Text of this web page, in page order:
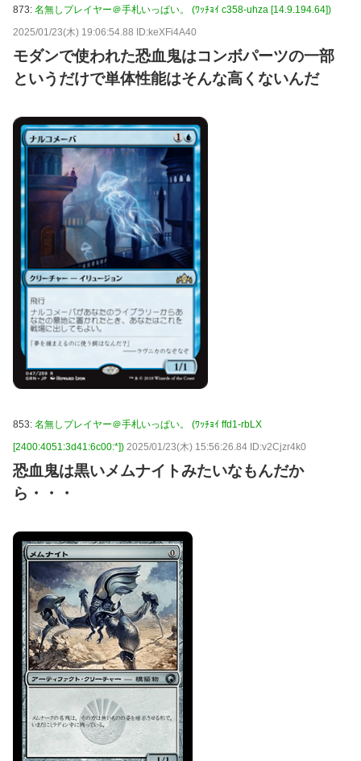
873: 名無しプレイヤー＠手札いっぱい。 (ﾜｯﾁｮｲ c358-uhza [14.9.194.64])
2025/01/23(木) 19:06:54.88 ID:keXFi4A40
モダンで使われた恐血鬼はコンボパーツの一部
というだけで単体性能はそんな高くないんだ
853: 名無しプレイヤー＠手札いっぱい。 (ﾜｯﾁｮｲ ffd1-rbLX
[2400:4051:3d41:6c00:*]) 2025/01/23(木) 15:56:26.84 ID:v2Cjzr4k0
恐血鬼は黒いメムナイトみたいなもんだか
ら・・・